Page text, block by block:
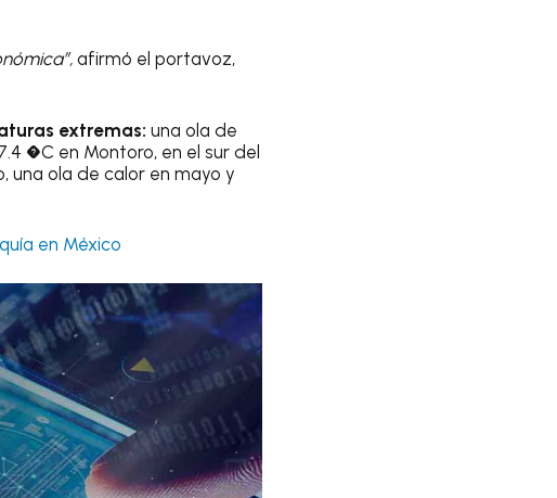
afirmó el portavoz,
extremas: una ola de
�C en Montoro, en el sur del
una ola de calor en mayo y
en México